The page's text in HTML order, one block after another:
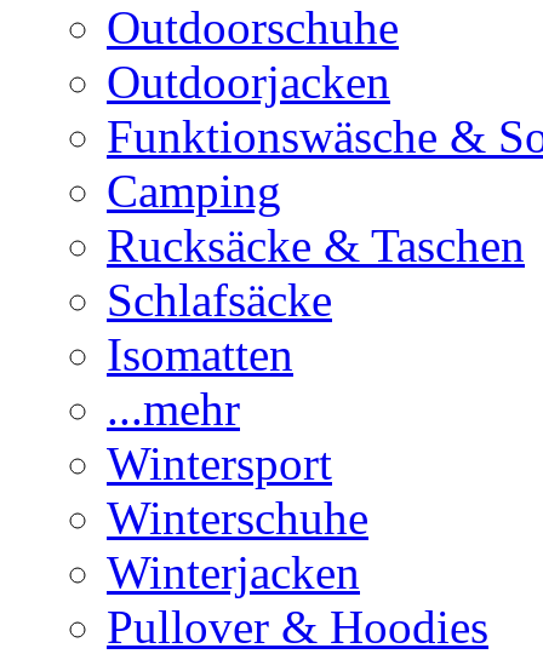
Outdoorschuhe
Outdoorjacken
Funktionswäsche &
Camping
Rucksäcke & Taschen
Schlafsäcke
Isomatten
...mehr
Wintersport
Winterschuhe
Winterjacken
Pullover & Hoodies